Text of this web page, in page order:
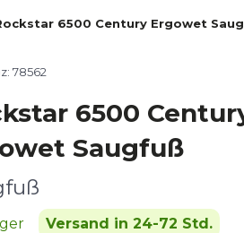
6500 Century Ergowet
78562
6500
Saugfuß
Versand in 24-72 Std.